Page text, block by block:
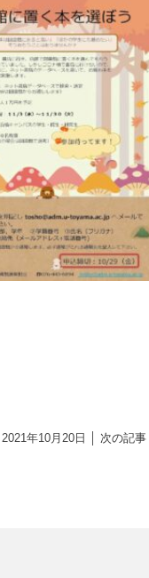
年10月20日 │ 次の記事